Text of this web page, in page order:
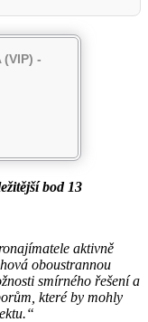
-
bod 13
aktivně
oboustrannou
smírného řešení a
které by mohly